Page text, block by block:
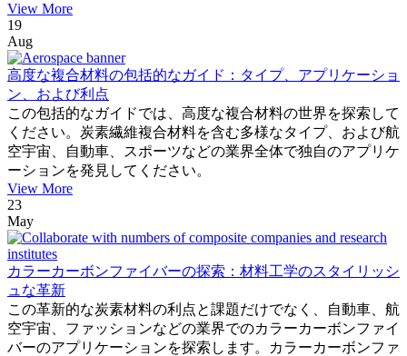
View More
19
Aug
高度な複合材料の包括的なガイド：タイプ、アプリケーショ
ン、および利点
この包括的なガイドでは、高度な複合材料の世界を探索して
ください。炭素繊維複合材料を含む多様なタイプ、および航
空宇宙、自動車、スポーツなどの業界全体で独自のアプリケ
ーションを発見してください。
View More
23
May
カラーカーボンファイバーの探索：材料工学のスタイリッシ
ュな革新
この革新的な炭素材料の利点と課題だけでなく、自動車、航
空宇宙、ファッションなどの業界でのカラーカーボンファイ
バーのアプリケーションを探索します。カラーカーボンファ